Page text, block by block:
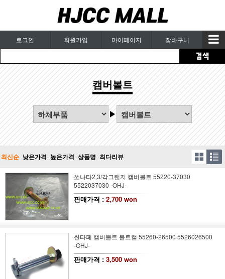
로그인 회원가입 마이페이지 장바구니
캠버볼트
최신순 낮은가격 높은가격 상품명 최다리뷰
쏘나타2,3/각그랜저 캠버볼트 55220-37030
5522037030 -OHJ-
판매가격 : 2,700 won
싼타페 캠버볼트 볼트캠 55260-26500 5526026500
-OHJ-
판매가격 : 3,500 won